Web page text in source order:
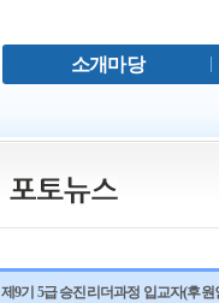
소개마당
제9기 5급 승진리더과정 입교자(후원